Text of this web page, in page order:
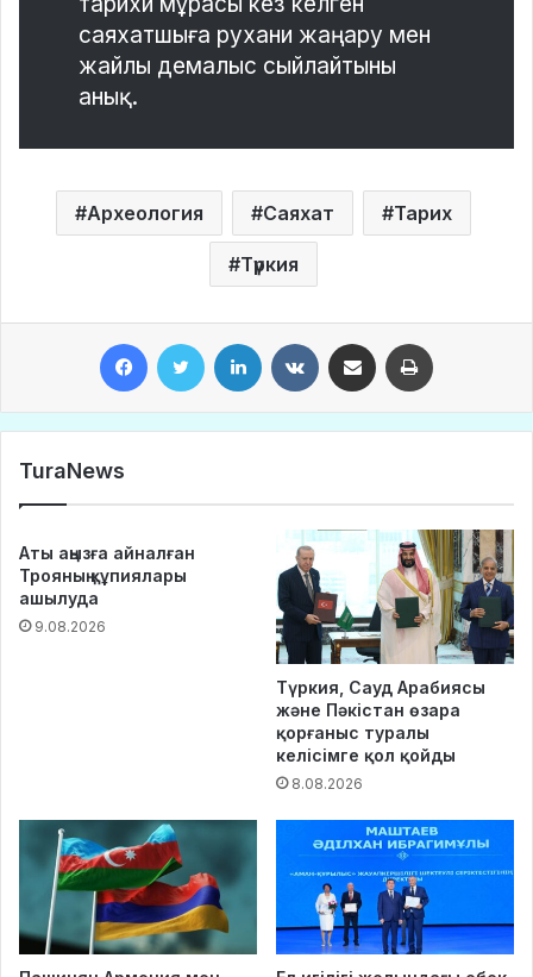
саяхатшыға рухани жаңару мен
жайлы демалыс сыйлайтыны
анық.
Археология Саяхат Тарих
Түркия
TuraNews
Аты аңызға айналған
Трояның құпиялары
ашылуда
9.08.2026
Түркия, Сауд Арабиясы
және Пәкістан өзара
қорғаныс туралы
келісімге қол қойды
8.08.2026